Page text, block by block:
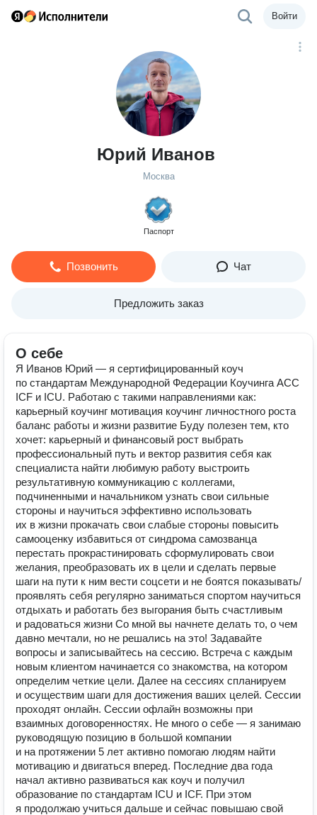
Войти
Юрий Иванов
Москва
Паспорт
Позвонить Чат
Предложить заказ
О себе
Я Иванов Юрий — я сертифицированный коуч
по стандартам Международной Федерации Коучинга ACC
ICF и ICU. Работаю с такими направлениями как:
карьерный коучинг мотивация коучинг личностного роста
баланс работы и жизни развитие Буду полезен тем, кто
хочет: карьерный и финансовый рост выбрать
профессиональный путь и вектор развития себя как
специалиста найти любимую работу выстроить
результативную коммуникацию с коллегами,
подчиненными и начальником узнать свои сильные
стороны и научиться эффективно использовать
их в жизни прокачать свои слабые стороны повысить
самооценку избавиться от синдрома самозванца
перестать прокрастинировать сформулировать свои
желания, преобразовать их в цели и сделать первые
шаги на пути к ним вести соцсети и не боятся показывать/
проявлять себя регулярно заниматься спортом научиться
отдыхать и работать без выгорания быть счастливым
и радоваться жизни Со мной вы начнете делать то, о чем
давно мечтали, но не решались на это! Задавайте
вопросы и записывайтесь на сессию. Встреча с каждым
новым клиентом начинается со знакомства, на котором
определим четкие цели. Далее на сессиях спланируем
и осуществим шаги для достижения ваших целей. Сессии
проходят онлайн. Сессии офлайн возможны при
взаимных договоренностях. Не много о себе — я занимаю
руководящую позицию в большой компании
и на протяжении 5 лет активно помогаю людям найти
мотивацию и двигаться вперед. Последние два года
начал активно развиваться как коуч и получил
образование по стандартам ICU и ICF. При этом
я продолжаю учиться дальше и сейчас повышаю свой